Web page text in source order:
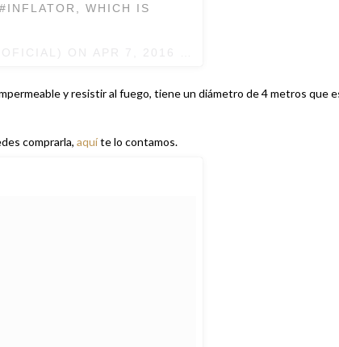
WHICH IS
y resistir al fuego, tiene un diámetro de 4 metros que
comprarla, aquíte lo contamos.